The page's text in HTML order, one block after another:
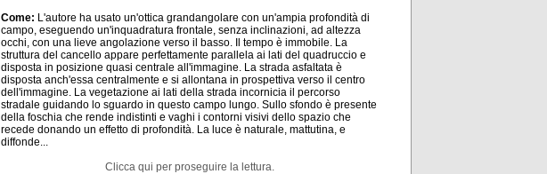
Come: L'autore ha usato un'ottica grandangolare con un'ampia profondità di
campo, eseguendo un'inquadratura frontale, senza inclinazioni, ad altezza
occhi, con una lieve angolazione verso il basso. Il tempo è immobile. La
struttura del cancello appare perfettamente parallela ai lati del quadruccio e
disposta in posizione quasi centrale all'immagine. La strada asfaltata è
disposta anch'essa centralmente e si allontana in prospettiva verso il centro
dell'immagine. La vegetazione ai lati della strada incornicia il percorso
stradale guidando lo sguardo in questo campo lungo. Sullo sfondo è presente
della foschia che rende indistinti e vaghi i contorni visivi dello spazio che
recede donando un effetto di profondità. La luce è naturale, mattutina, e
diffonde...
Clicca qui per proseguire la lettura.